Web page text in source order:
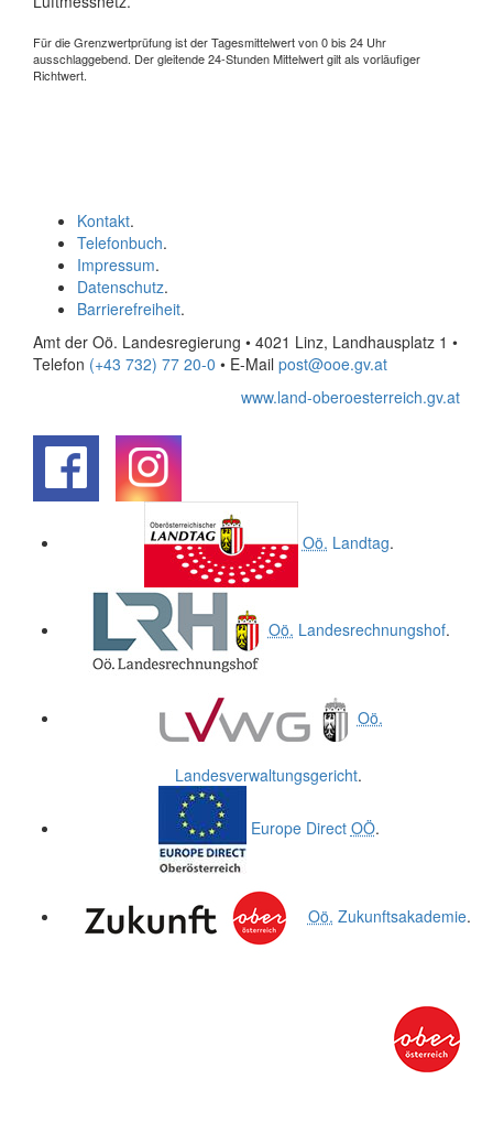
Für die Grenzwertprüfung ist der Tagesmittelwert von 0 bis 24 Uhr
ausschlaggebend. Der gleitende 24-Stunden Mittelwert gilt als vorläufiger
Richtwert.
Kontakt.
Telefonbuch.
Impressum.
Datenschutz.
Barrierefreiheit.
Amt der Oö. Landesregierung • 4021 Linz, Landhausplatz 1 •
Telefon (+43 732) 77 20-0 • E-Mail post@ooe.gv.at
www.land-oberoesterreich.gv.at
Oö. Landtag.
Oö. Landesrechnungshof.
Oö.
Landesverwaltungsgericht.
Europe Direct OÖ.
Oö. Zukunftsakademie.